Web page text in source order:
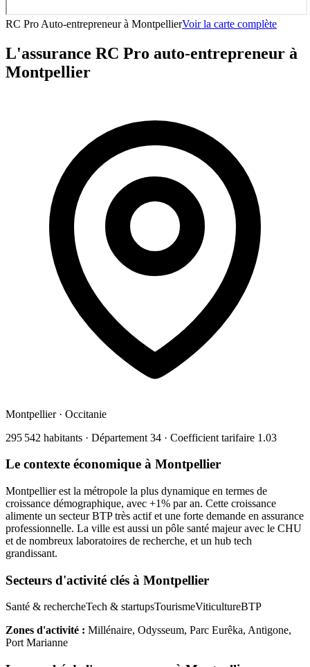
RC Pro Auto-entrepreneurà MontpellierVoir la carte complète
L'assurance RC Pro auto-entrepreneur à
Montpellier
Montpellier· Occitanie
295 542 habitants · Département 34 · Coefficient tarifaire 1.03
Le contexte économique à Montpellier
Montpellier est la métropole la plus dynamique en termes de
croissance démographique, avec +1% par an. Cette croissance
alimente un secteur BTP très actif et une forte demande en assurance
professionnelle. La ville est aussi un pôle santé majeur avec le CHU
et de nombreux laboratoires de recherche, et un hub tech
grandissant.
Secteurs d'activité clés à Montpellier
Santé & rechercheTech & startupsTourismeViticultureBTP
Zones d'activité : Millénaire, Odysseum, Parc Eurêka, Antigone,
Port Marianne